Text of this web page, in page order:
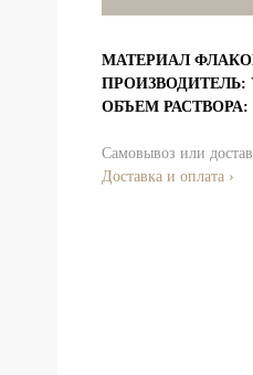
МАТЕРИАЛ
ПРОИЗВОДИТЕЛЬ:
ОБЪЕМ РАСТВОРА:
Самовывоз или
Доставка и оплата ›